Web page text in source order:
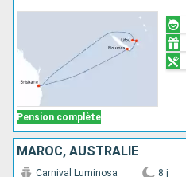
Pension complète
MAROC, AUSTRALIE
Carnival Luminosa 8 j